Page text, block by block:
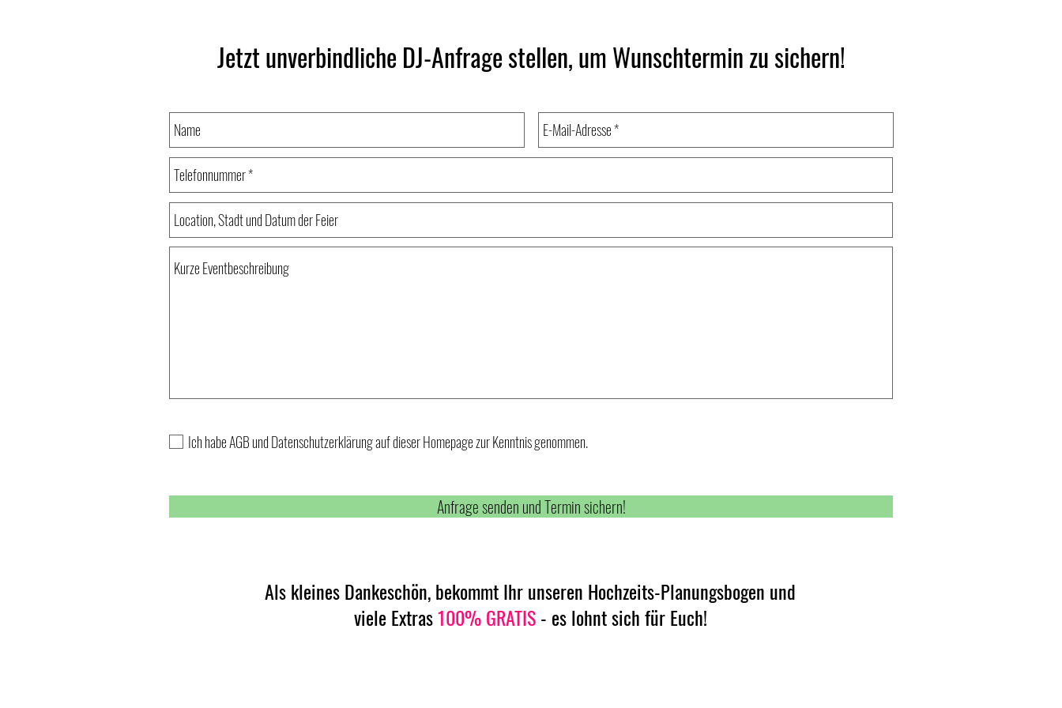
Jetzt unverbindliche DJ-Anfrage stellen, um Wunschtermin zu sichern!
Ich habe AGB und Datenschutzerklärung auf dieser Homepage zur Kenntnis genommen.
Anfrage senden und Termin sichern!
Als kleines Dankeschön, bekommt Ihr unseren Hochzeits-Planungsbogen und
viele Extras100% GRATIS - es lohnt sich für Euch!